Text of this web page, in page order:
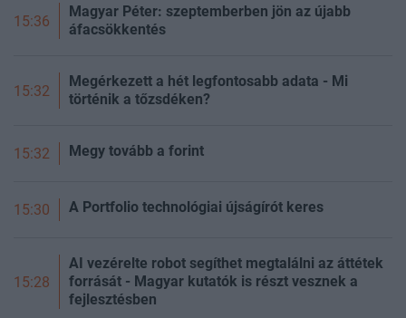
15:36
Magyar Péter: szeptemberben jön az újabb
áfacsökkentés
15:32
Megérkezett a hét legfontosabb adata - Mi
történik a tőzsdéken?
15:32 Megy tovább a forint
15:30 A Portfolio technológiai újságírót keres
15:28
AI vezérelte robot segíthet megtalálni az áttétek
forrását - Magyar kutatók is részt vesznek a
fejlesztésben